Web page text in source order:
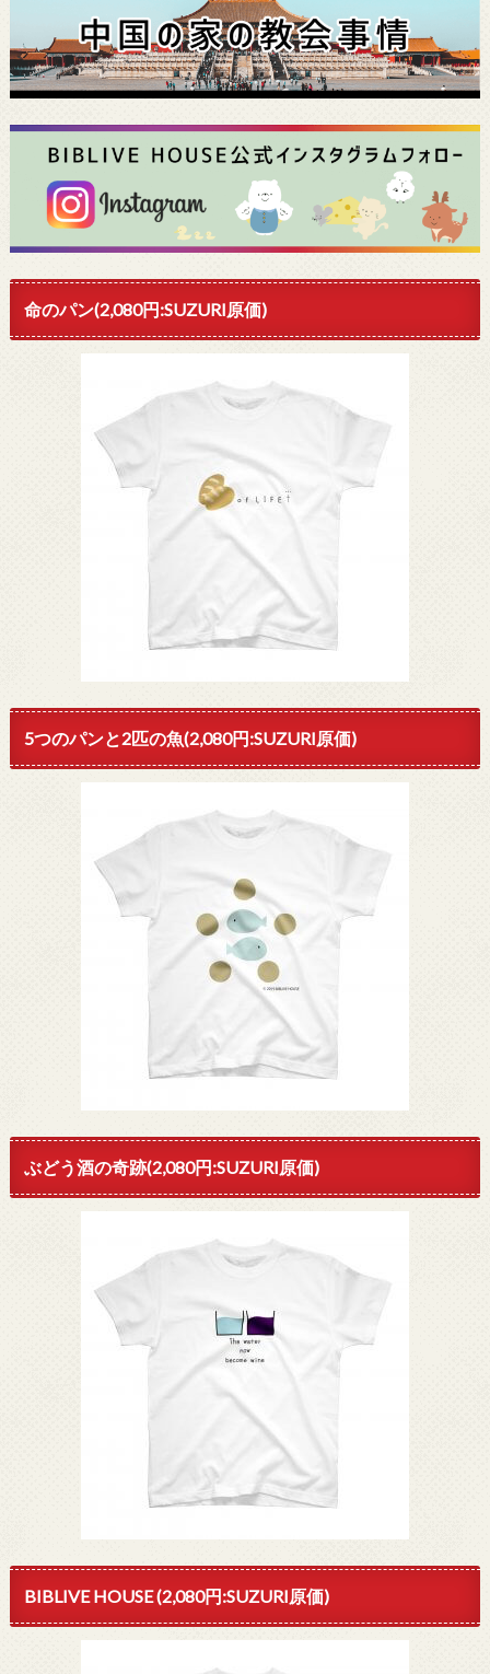
命のパン(2,080円:SUZURI原価)
5つのパンと2匹の魚(2,080円:SUZURI原価)
ぶどう酒の奇跡(2,080円:SUZURI原価)
BIBLIVE HOUSE (2,080円:SUZURI原価)